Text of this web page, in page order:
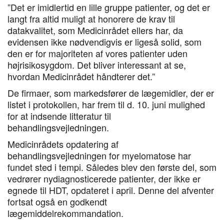
”Det er imidlertid en lille gruppe patienter, og det er
langt fra altid muligt at honorere de krav til
datakvalitet, som Medicinrådet ellers har, da
evidensen ikke nødvendigvis er ligeså solid, som
den er for majoriteten af vores patienter uden
højrisikosygdom. Det bliver interessant at se,
hvordan Medicinrådet håndterer det.”
De firmaer, som markedsfører de lægemidler, der er
listet i protokollen, har frem til d. 10. juni mulighed
for at indsende litteratur til
behandlingsvejledningen.
Medicinrådets opdatering af
behandlingsvejledningen for myelomatose har
fundet sted i tempi. Således blev den første del, som
vedrører nydiagnosticerede patienter, der ikke er
egnede til HDT, opdateret i april. Denne del afventer
fortsat også en godkendt
lægemiddelrekommandation.